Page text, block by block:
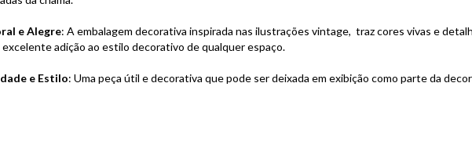
e Alegre: A embalagem decorativa inspirada nas ilustrações vintage, traz cores vivas e
excelente adição ao estilo decorativo de qualquer espaço.
e Estilo: Uma peça útil e decorativa que pode ser deixada em exibição como parte da